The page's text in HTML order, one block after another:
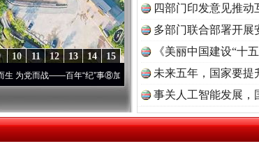
15
14
13
12
11
10
——百年“纪”事⑧加强纪律..·[视频] 牢记初心使命 奋进复兴征程丨“
读
四部门印发意见推
多部门联合部署开展
《美丽中国建设“十
未来五年，国家要提
事关人工智能发展